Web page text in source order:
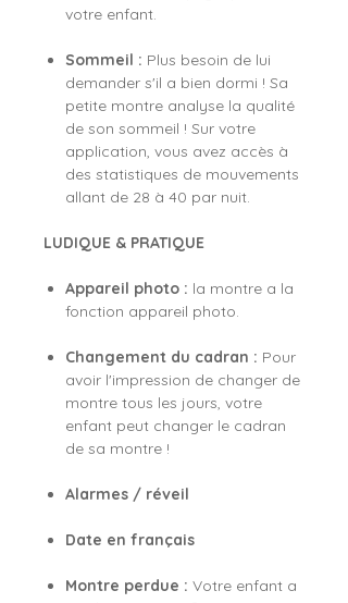
votre enfant.
Sommeil : Plus besoin de lui
demander s'il a bien dormi ! Sa
petite montre analyse la qualité
de son sommeil ! Sur votre
application, vous avez accès à
des statistiques de mouvements
allant de 28 à 40 par nuit.
LUDIQUE & PRATIQUE
Appareil photo : la montre a la
fonction appareil photo.
Changement du cadran : Pour
avoir l'impression de changer de
montre tous les jours, votre
enfant peut changer le cadran
de sa montre !
Alarmes / réveil
Date en français
Montre perdue : Votre enfant a